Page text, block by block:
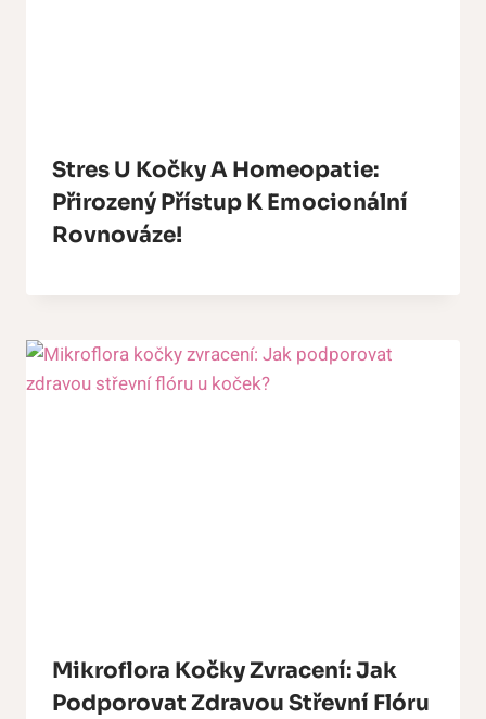
Stres U Kočky A Homeopatie:
Přirozený Přístup K Emocionální
Rovnováze!
Mikroflora Kočky Zvracení: Jak
Podporovat Zdravou Střevní Flóru